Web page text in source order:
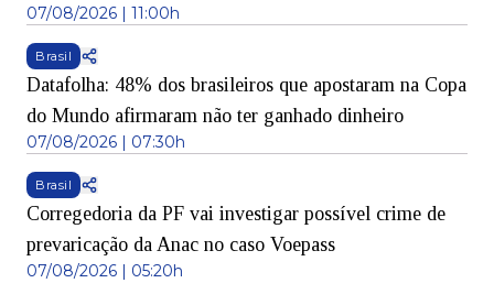
07/08/2026 | 11:00h
Brasil
Datafolha: 48% dos brasileiros que apostaram na Copa
do Mundo afirmaram não ter ganhado dinheiro
07/08/2026 | 07:30h
Brasil
Corregedoria da PF vai investigar possível crime de
prevaricação da Anac no caso Voepass
07/08/2026 | 05:20h